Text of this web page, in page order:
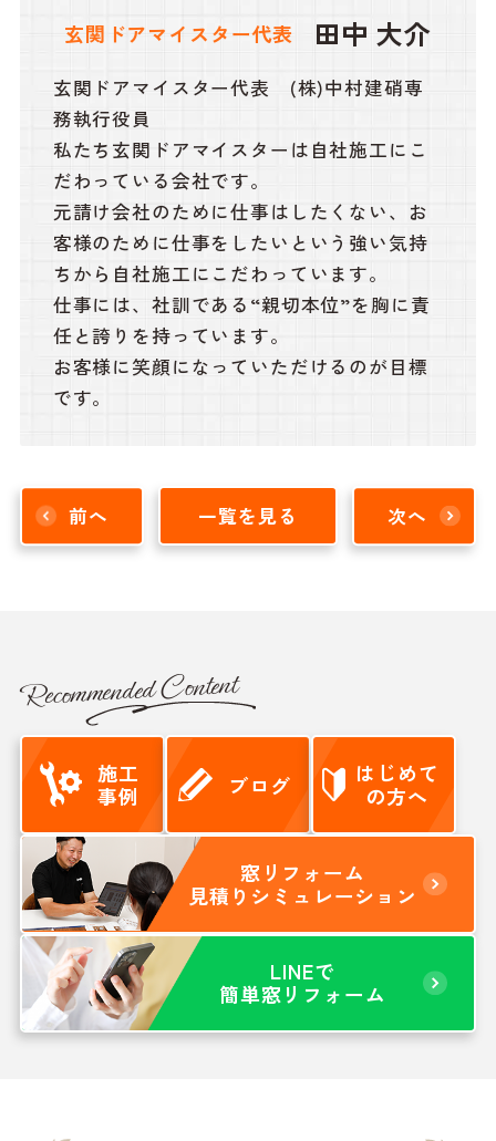
玄関ドアマイスター代表 田中 大介
玄関ドアマイスター代表 (株)中村建硝専
務執行役員
私たち玄関ドアマイスターは自社施工にこ
だわっている会社です。
元請け会社のために仕事はしたくない、お
客様のために仕事をしたいという強い気持
ちから自社施工にこだわっています。
仕事には、社訓である“親切本位”を胸に責
任と誇りを持っています。
お客様に笑顔になっていただけるのが目標
です。
前へ 一覧を見る 次へ
Recommended Content
施工
事例
ブログ
はじめて
の方へ
窓リフォーム
見積りシミュレーション
LINEで
簡単窓リフォーム